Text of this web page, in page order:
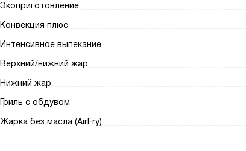
Экоприготовление
Конвекция плюс
Интенсивное выпекание
Верхний/нижний жар
Нижний жар
Гриль с обдувом
Жарка без масла (AirFry)